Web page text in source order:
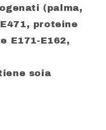
(palma,
proteine
E171-E162,
soia